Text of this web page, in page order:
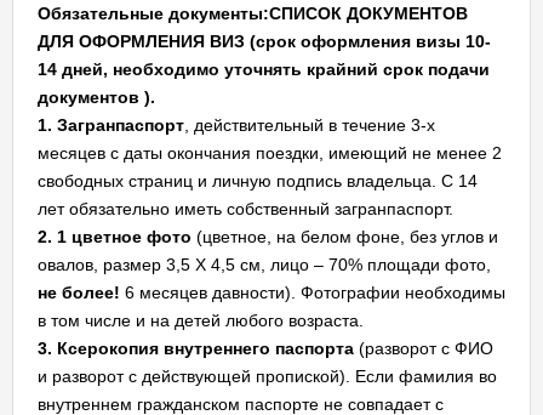
Обязательные документы:СПИСОК ДОКУМЕНТОВ
ДЛЯ ОФОРМЛЕНИЯ ВИЗ (срок оформления визы 10-
14 дней, необходимо уточнять крайний срок подачи
документов ).
1. Загранпаспорт , действительный в течение 3-х
месяцев с даты окончания поездки, имеющий не менее 2
свободных страниц и личную подпись владельца. С 14
лет обязательно иметь собственный загранпаспорт.
2. 1 цветное фото (цветное, на белом фоне, без углов и
овалов, размер 3,5 Х 4,5 см, лицо – 70% площади фото,
не более! 6 месяцев давности). Фотографии необходимы
в том числе и на детей любого возраста.
3. Ксерокопия внутреннего паспорта (разворот с ФИО
и разворот с действующей пропиской). Если фамилия во
внутреннем гражданском паспорте не совпадает с